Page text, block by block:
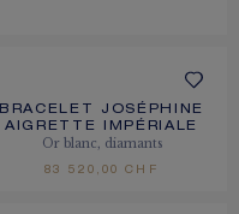
BRACELET JOSÉPHINE
AIGRETTE IMPÉRIALE
Or blanc, diamants
83 520,00 CHF